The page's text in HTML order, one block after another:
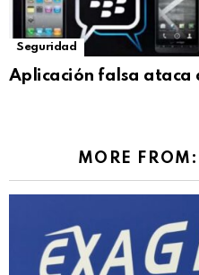
Seguridad
Aplicación falsa ataca
MORE FROM: